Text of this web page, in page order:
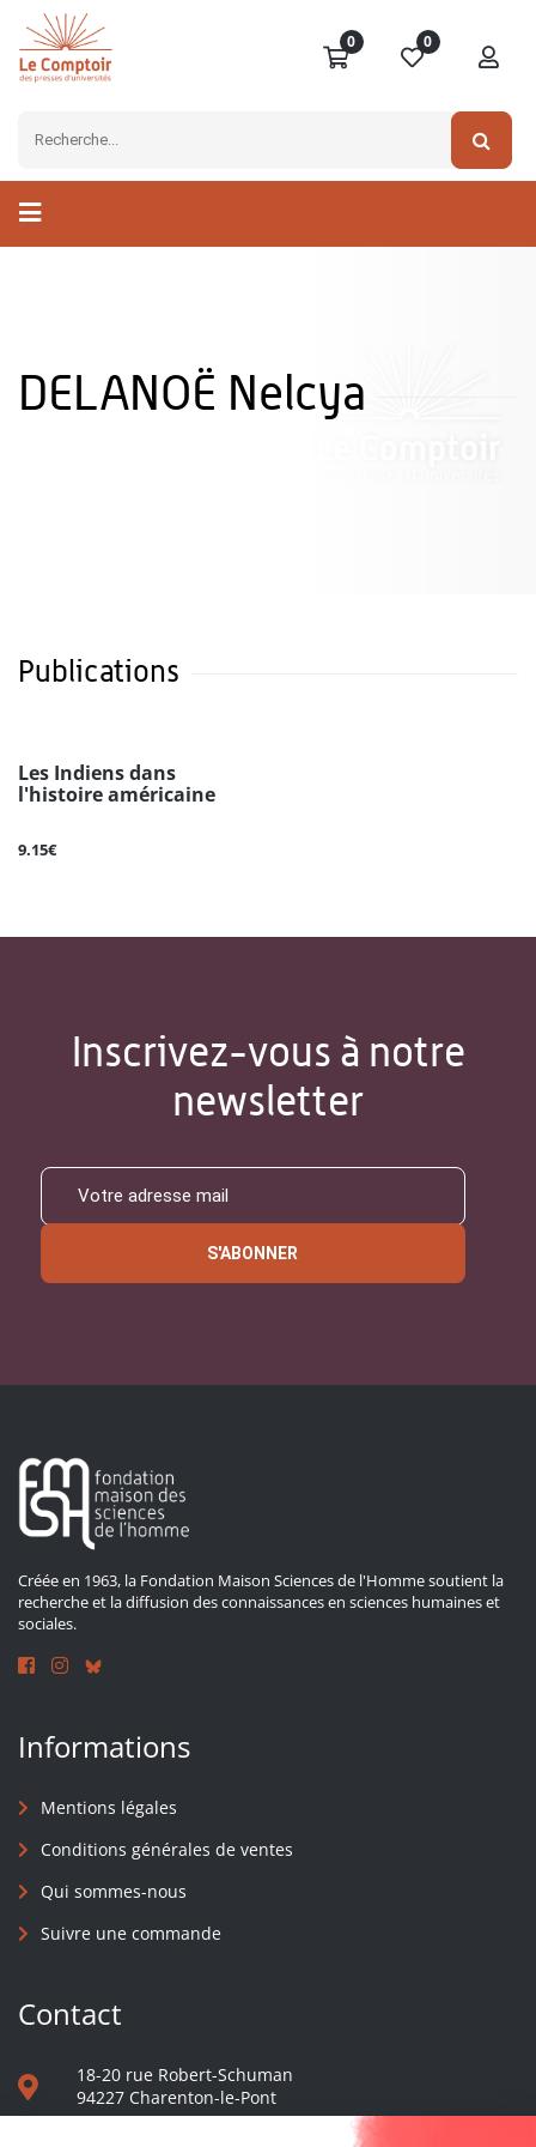
0 0
DELANOË Nelcya
Publications
Les Indiens dans
l'histoire américaine
9.15€
Inscrivez-vous à notre
newsletter
S'ABONNER
Créée en 1963, la Fondation Maison Sciences de l'Homme soutient la
recherche et la diffusion des connaissances en sciences humaines et
sociales.
Informations
Mentions légales
Conditions générales de ventes
Qui sommes-nous
Suivre une commande
Contact
18-20 rue Robert-Schuman
94227 Charenton-le-Pont